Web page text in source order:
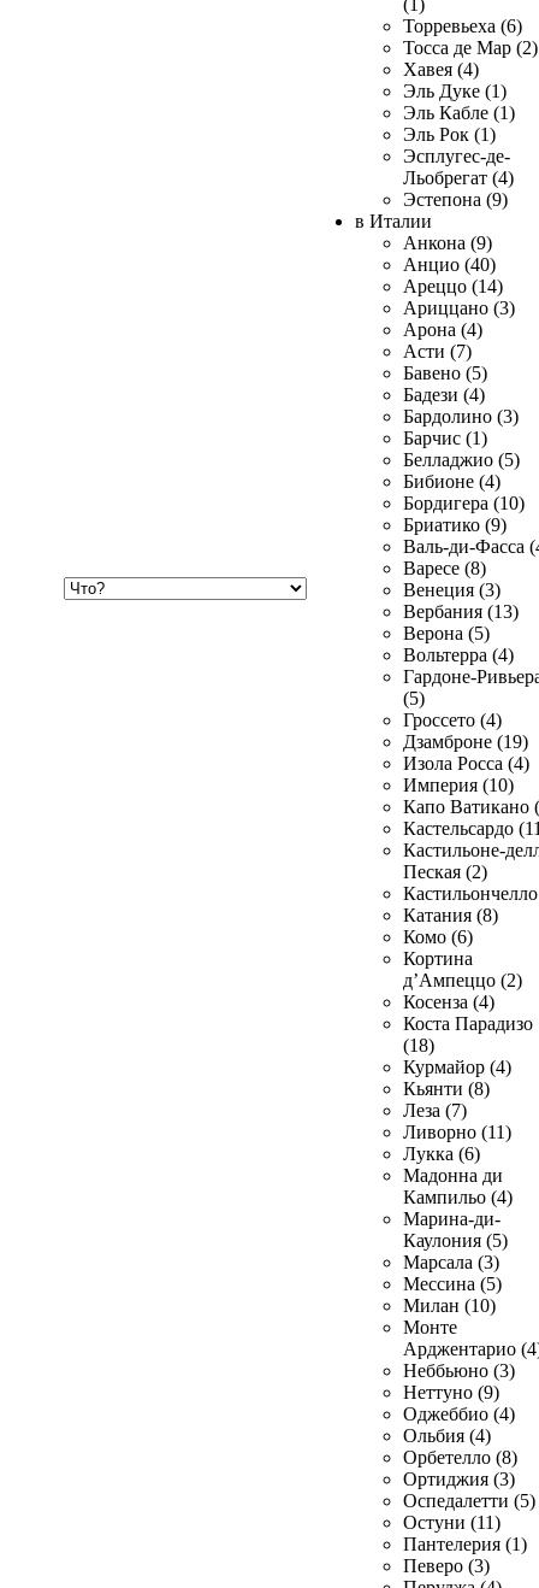
(1)
Торревьеха (6)
Тосса де Мар (2)
Хавея (4)
Эль Дуке (1)
Эль Кабле (1)
Эль Рок (1)
Эсплугес-де-
Льобрегат (4)
Эстепона (9)
в Италии
Анкона (9)
Анцио (40)
Ареццо (14)
Ариццано (3)
Арона (4)
Асти (7)
Бавено (5)
Бадези (4)
Бардолино (3)
Барчис (1)
Белладжио (5)
Бибионе (4)
Бордигера (10)
Бриатико (9)
Валь-ди-Фасса
Варесе (8)
Венеция (3)
Вербания (13)
Верона (5)
Вольтерра (4)
Гардоне-
(5)
Гроссето (4)
Дзамброне (19)
Изола Росса (4)
Империя (10)
Капо Ватикано
Кастельсардо
Кастильоне-
Пеская (2)
Катания (8)
Комо (6)
Кортина
д’Ампеццо (2)
Косенза (4)
Коста Парадизо
(18)
Курмайор (4)
Кьянти (8)
Леза (7)
Ливорно (11)
Лукка (6)
Мадонна ди
Кампильо (4)
Марина-ди-
Каулония (5)
Марсала (3)
Мессина (5)
Милан (10)
Монте
Арджентарио
Неббьюно (3)
Неттуно (9)
Оджеббио (4)
Ольбия (4)
Орбетелло (8)
Ортиджия (3)
Оспедалетти (5)
Остуни (11)
Пантелерия (1)
Певеро (3)